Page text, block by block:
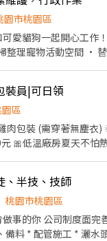
) 🟢【 臨時工 】任何
桃園 1 倉 : 大園建國路
山南路 ( 假日班 ) 🔔
倉街 ( 可周休、假日班 )
大園區開和路 ( 限排休
缺長派才有缺，沒標
位報到當天由主管分配
固定上六日 ) - ♦️ 用餐
上鎖置物櫃 - ▶ —————
加入後請幫我留姓名 / 電
園市桃園區
起開心工作！ 工作內容： • 協助
整理寵物活動空間 •
毛孩團隊！動保專業講
裝員|可日領
區
一次
、半技、技師
桃園市桃園區
的你 公司制度面完善，有
件等消防設備